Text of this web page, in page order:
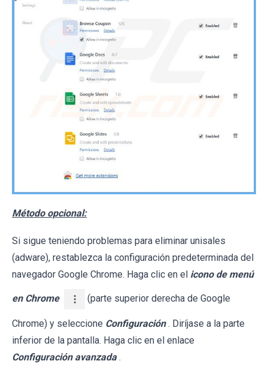
Método opcional:
Si sigue teniendo problemas para eliminar unisales
(adware), restablezca la configuración predeterminada del
navegador Google Chrome. Haga clic en el icono de menú
en Chrome (parte superior derecha de Google
Chrome) y seleccione Configuración . Diríjase a la parte
inferior de la pantalla. Haga clic en el enlace
Configuración avanzada .